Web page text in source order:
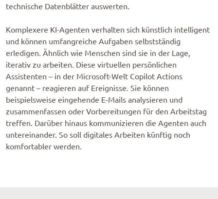
technische Datenblätter auswerten.
Komplexere KI-Agenten verhalten sich künstlich intelligent
und können umfangreiche Aufgaben selbstständig
erledigen. Ähnlich wie Menschen sind sie in der Lage,
iterativ zu arbeiten. Diese virtuellen persönlichen
Assistenten – in der Microsoft-Welt Copilot Actions
genannt – reagieren auf Ereignisse. Sie können
beispielsweise eingehende E-Mails analysieren und
zusammenfassen oder Vorbereitungen für den Arbeitstag
treffen. Darüber hinaus kommunizieren die Agenten auch
untereinander. So soll digitales Arbeiten künftig noch
komfortabler werden.